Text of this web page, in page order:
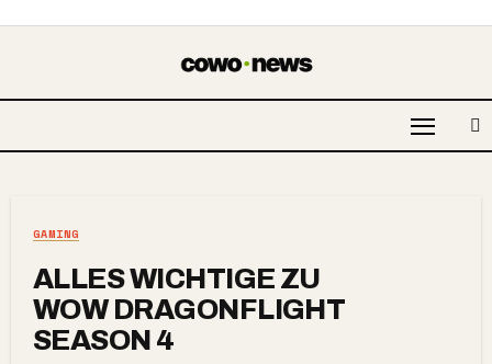
GAMING
ALLES WICHTIGE ZU
WOW DRAGONFLIGHT
SEASON 4